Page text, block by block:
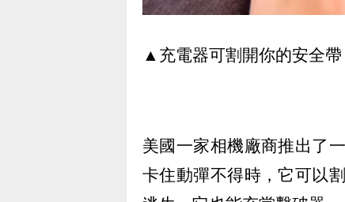
▲充電器可割開你的安全帶
美國一家相機廠商推出了
卡住動彈不得時，它可以